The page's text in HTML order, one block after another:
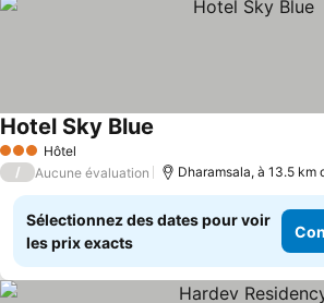
3 ÉtoilesHôtel
Hotel Sky Blue
/ Aucune évaluation Dharamsala, à 13.5 km
Sélectionnez des dates pour voir
les prix exacts